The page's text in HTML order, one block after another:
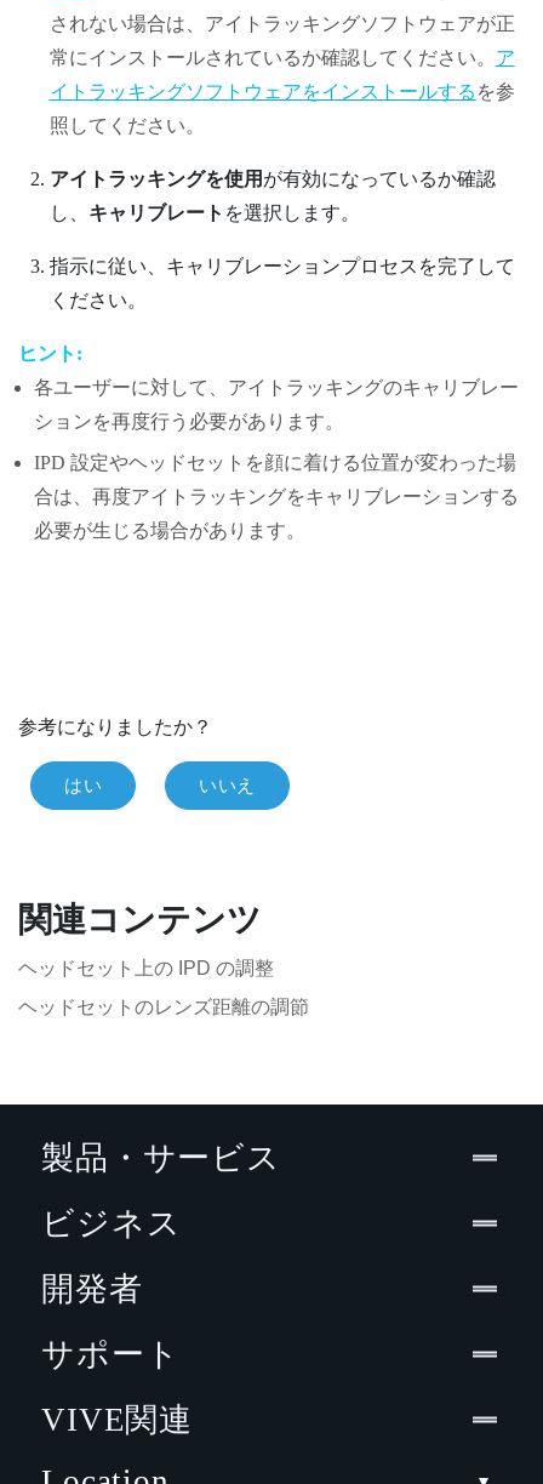
されない場合は、アイトラッキングソフトウェアが正
常にインストールされているか確認してください。 ア
イトラッキングソフトウェアをインストールする を参
照してください。
アイトラッキングを使用 が有効になっているか確認
し、 キャリブレート を選択します。
指示に従い、キャリブレーションプロセスを完了して
ください。
ヒント:
各ユーザーに対して、アイトラッキングのキャリブレー
ションを再度行う必要があります。
IPD 設定やヘッドセットを顔に着ける位置が変わった場
合は、再度アイトラッキングをキャリブレーションする
必要が生じる場合があります。
参考になりましたか？
はい いいえ
関連コンテンツ
ヘッドセット上の IPD の調整
ヘッドセットのレンズ距離の調節
製品・サービス
ビジネス
開発者
サポート
VIVE関連